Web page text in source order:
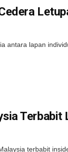
antara lapan
Terbabit
terbabit